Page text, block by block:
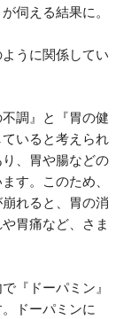
伺える結果に。
うに関係してい
調』と『胃の健
いると考えられ
、胃や腸などの
す。このため、
れると、胃の消
胃痛など、さま
『ドーパミン』
ドーパミンに